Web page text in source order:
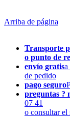
Arriba de página
Transporte
o punto de
envío gratisa
de pedido
pago seguro
preguntas ?
07 41
o consultar el